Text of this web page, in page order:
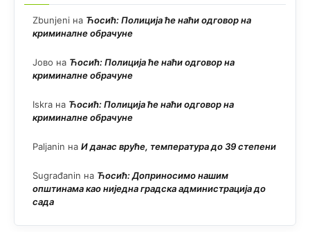
Zbunjeni на Ћосић: Полиција ће наћи одговор на
криминалне обрачуне
Јово на Ћосић: Полиција ће наћи одговор на
криминалне обрачуне
Iskra на Ћосић: Полиција ће наћи одговор на
криминалне обрачуне
Paljanin на И данас вруће, температура до 39 степени
Sugrađanin на Ћосић: Доприносимо нашим
општинама као ниједна градска администрација до
сада